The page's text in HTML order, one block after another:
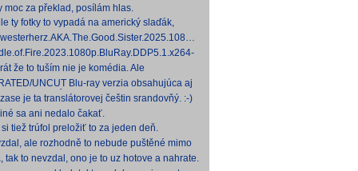
moc za překlad, posílám hlas.
ty fotky to vypadá na americký slaďák,
opak je pravdou..... Kdysi jsem četl i
cinepth [5,88 GB] Nemecké
[18,74 GB]
že to tuším nie je komédia. Ale
sa môže konať. Možno príde aj
pes a tomu
UNCUT Blu-ray verzia obsahujúca aj
Skarsgårda, explicitnejšie zábery sexu
je ta translátorovej češtin srandovňý. :-)
sa ani nedalo čakať.
si tiež trúfol preložiť to za jeden deň.
ale rozhodně to nebude puštěné mimo
Samozřejmě překladač.
tak to nevzdal, ono je to uz hotove a nahrate.